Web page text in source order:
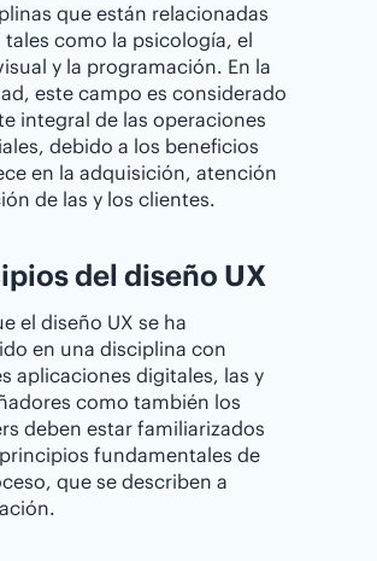
que están relacionadas
tales como la psicología, el
y la programación. En la
este campo es considerado
integral de las operaciones
debido a los beneficios
en la adquisición, atención
de las y los clientes.
del diseño UX
el diseño UX se ha
en una disciplina con
aplicaciones digitales, las y
como también los
deben estar familiarizados
fundamentales de
que se describen a